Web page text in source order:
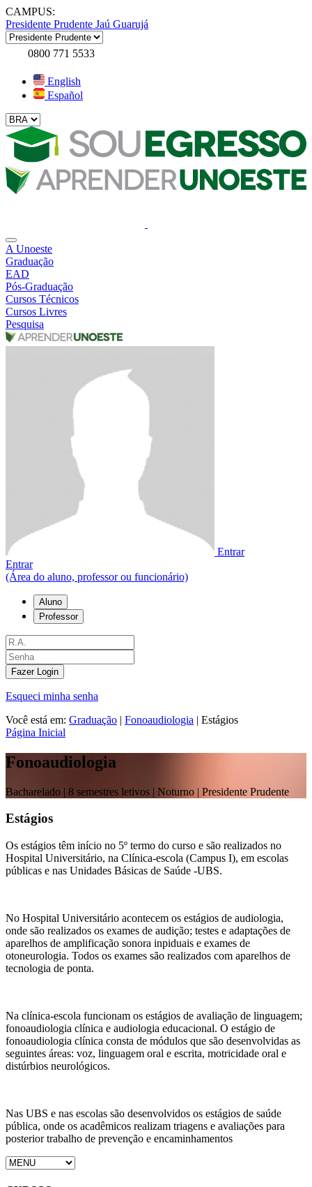
CAMPUS:
Presidente Prudente Jaú Guarujá
0800 771 5533
English
Español
A Unoeste
Graduação
EAD
Pós-Graduação
Cursos Técnicos
Cursos Livres
Pesquisa
Entrar
Entrar
(Área do aluno, professor ou funcionário)
Aluno
Professor
Fazer Login
Esqueci minha senha
Você está em: Graduação | Fonoaudiologia | Estágios
Página Inicial
Fonoaudiologia
Bacharelado | 8 semestres letivos | Noturno | Presidente Prudente
Estágios
Os estágios têm início no 5º termo do curso e são realizados no
Hospital Universitário, na Clínica-escola (Campus I), em escolas
públicas e nas Unidades Básicas de Saúde -UBS.
No Hospital Universitário acontecem os estágios de audiologia,
onde são realizados os exames de audição; testes e adaptações de
aparelhos de amplificação sonora inpiduais e exames de
otoneurologia. Todos os exames são realizados com aparelhos de
tecnologia de ponta.
Na clínica-escola funcionam os estágios de avaliação de linguagem;
fonoaudiologia clínica e audiologia educacional. O estágio de
fonoaudiologia clínica consta de módulos que são desenvolvidas as
seguintes áreas: voz, linguagem oral e escrita, motricidade oral e
distúrbios neurológicos.
Nas UBS e nas escolas são desenvolvidos os estágios de saúde
pública, onde os acadêmicos realizam triagens e avaliações para
posterior trabalho de prevenção e encaminhamentos